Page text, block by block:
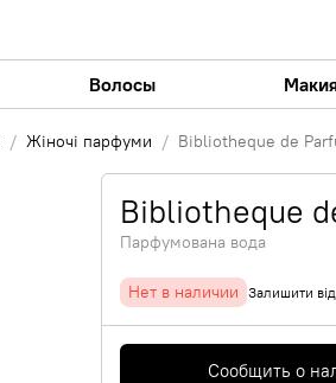
Волосы
Жіночі парфуми Bibliotheque de
Bibliotheque
Парфумована вода
Нет в наличии Залишити
Сообщить о